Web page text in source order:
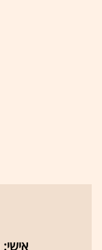
אישי: